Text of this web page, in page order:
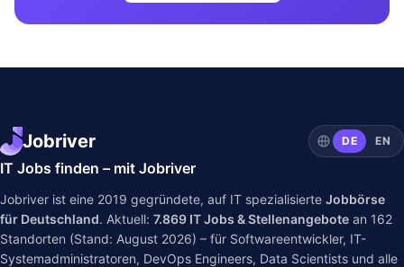
Jobriver DE EN
IT Jobs finden – mit Jobriver
Jobriver ist eine 2019 gegründete, auf IT spezialisierte Jobbörse
für Deutschland. Aktuell: 7.869 IT Jobs & Stellenangebote an 162
Standorten (Stand: August 2026) – für Softwareentwickler, IT-
Systemadministratoren, DevOps Engineers, Data Scientists und alle